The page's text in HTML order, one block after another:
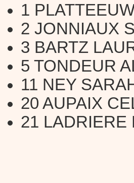
1
2 JONNIAUX
3 BARTZ
5 TONDEUR
11 NEY
20 AUPAIX
21 LADRIERE